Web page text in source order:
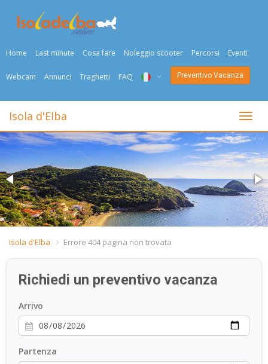
Home Last minute Cosa fare Noleggio scooter Percorsi Eventi
Webcam Annunci Traghetti FAQ
ENG
DEU
NED
FRA
DAN
ESP
Preventivo Vacanza
Togli
Isola d'Elba
Isola d'Elba Errore 404 pagina non trovata
Richiedi un preventivo vacanza
Arrivo
Partenza